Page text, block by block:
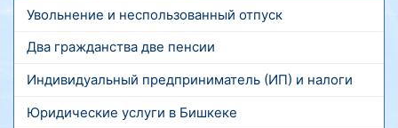
Увольнение и неспользованный отпуск
Два гражданства две пенсии
Индивидуальный предприниматель (ИП) и налоги
Юридические услуги в Бишкеке